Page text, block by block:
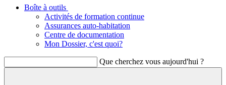
Boîte à outils
Activités de formation continue
Assurances auto-habitation
Centre de documentation
Mon Dossier, c'est quoi?
Que cherchez vous aujourd'hui ?